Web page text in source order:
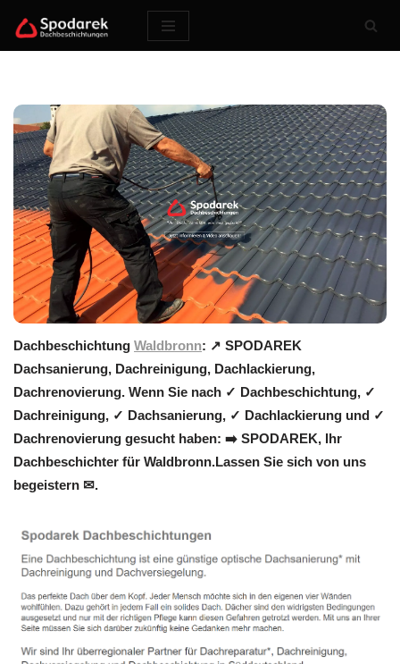
Zum
Dachbeschichtung Waldbronn: ↗️ SPODAREK
Dachsanierung, Dachreinigung, Dachlackierung,
Dachrenovierung. Wenn Sie nach ✓ Dachbeschichtung, ✓
Dachreinigung, ✓ Dachsanierung, ✓ Dachlackierung und ✓
Dachrenovierung gesucht haben: ➡️ SPODAREK, Ihr
Dachbeschichter für Waldbronn.Lassen Sie sich von uns
begeistern ✉.